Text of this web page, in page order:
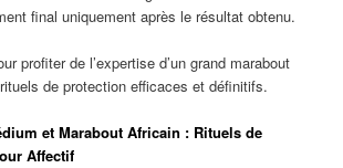
final uniquement après le résultat obtenu.
profiter de l’expertise d’un grand marabout
de protection efficaces et définitifs.
et Marabout Africain : Rituels de
Affectif